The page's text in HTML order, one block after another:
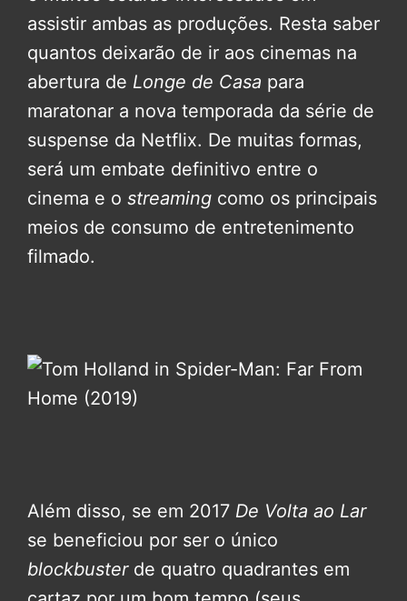
assistir ambas as produções. Resta saber
quantos deixarão de ir aos cinemas na
abertura de Longe de Casa para
maratonar a nova temporada da série de
suspense da Netflix. De muitas formas,
será um embate definitivo entre o
cinema e o streaming como os principais
meios de consumo de entretenimento
filmado.
Além disso, se em 2017 De Volta ao Lar
se beneficiou por ser o único
blockbusterde quatro quadrantes em